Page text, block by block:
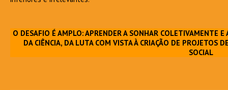
O DESAFIO É AMPLO: APRENDER A SONHAR COLETIVAMENTE E
DA CIÊNCIA, DA LUTA COM VISTA À CRIAÇÃO DE PROJETOS
SOCIAL